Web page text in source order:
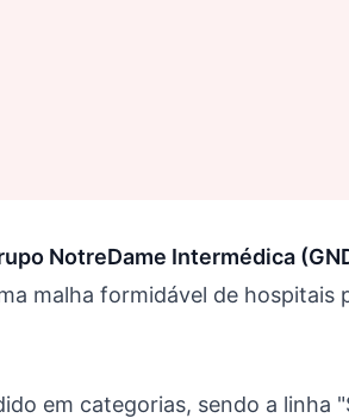
NotreDame Intermédica
malha formidável de
em categorias, sendo a linha